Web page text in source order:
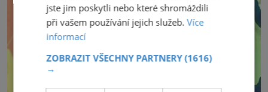
jste jim poskytli nebo které shromáždili
při vašem používání jejich služeb.Více
informací
ZOBRAZIT VŠECHNY PARTNERY(1616)
→